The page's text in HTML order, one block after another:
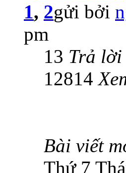
1, 2gửi bởi
pm
13 Trả lời
12814
Bài viết
Thứ 7